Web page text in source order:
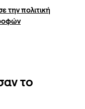
την πολιτική
το